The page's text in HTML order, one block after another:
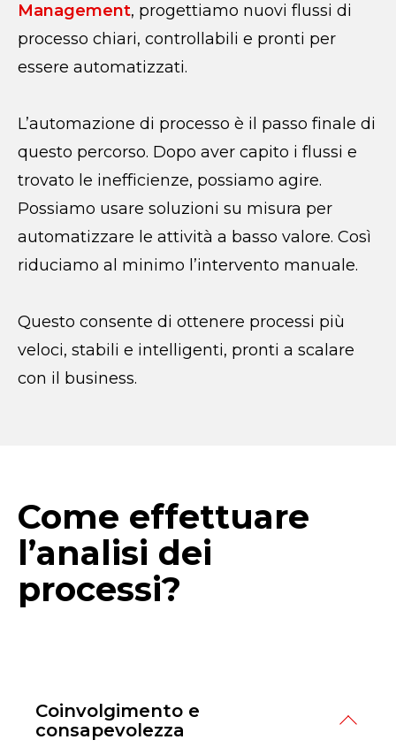
Management, progettiamo nuovi flussi di
processo chiari, controllabili e pronti per
essere automatizzati.
L’automazione di processo è il passo finale di
questo percorso. Dopo aver capito i flussi e
trovato le inefficienze, possiamo agire.
Possiamo usare soluzioni su misura per
automatizzare le attività a basso valore. Così
riduciamo al minimo l’intervento manuale.
Questo consente di ottenere processi più
veloci, stabili e intelligenti, pronti a scalare
con il business.
Come effettuare
l’analisi dei
processi?
Coinvolgimento e
consapevolezza